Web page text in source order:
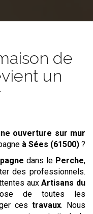
de
un
ouverture sur mur
à Sées (61500) ?
dans le Perche,
des professionnels.
auxArtisans du
de toutes les
ces travaux. Nous